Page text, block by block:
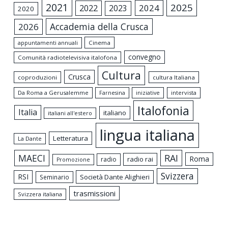
2020 2021 2022 2023 2024 2025
2026 Accademia della Crusca
appuntamenti annuali
Cinema
Comunità radiotelevisiva italofona
convegno
coproduzioni Crusca Cultura
cultura Italiana
Da Roma a Gerusalemme
Farnesina iniziative intervista
Italia italiani all'estero italiano Italofonia
La Dante Letteratura lingua italiana
MAECI Promozione radio radio rai RAI
Roma
RSI
Seminario Società Dante Alighieri Svizzera
Svizzera italiana trasmissioni